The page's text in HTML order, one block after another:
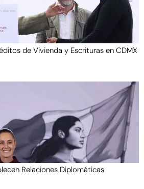
de Vivienda y Escrituras en CDMX
Relaciones Diplomáticas